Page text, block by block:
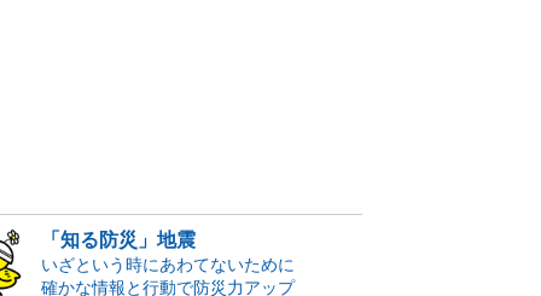
「知る防災」地震
いざという時にあわてないために
確かな情報と行動で防災力アップ